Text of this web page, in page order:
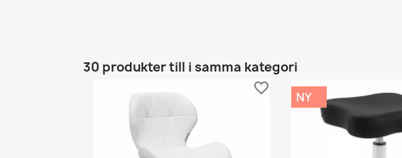
30 produkter till i samma kategori
favorite_border
NY